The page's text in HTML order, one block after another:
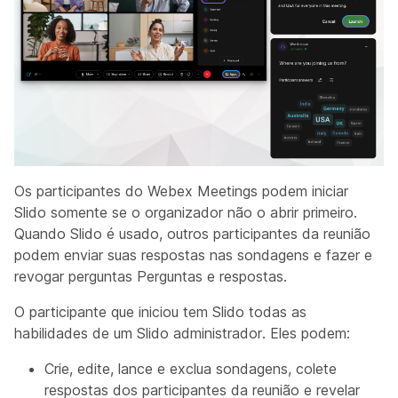
Os participantes do Webex Meetings podem iniciar
Slido somente se o organizador não o abrir primeiro.
Quando Slido é usado, outros participantes da reunião
podem enviar suas respostas nas sondagens e fazer e
revogar perguntas Perguntas e respostas.
O participante que iniciou tem Slido todas as
habilidades de um Slido administrador. Eles podem:
Crie, edite, lance e exclua sondagens, colete
respostas dos participantes da reunião e revelar